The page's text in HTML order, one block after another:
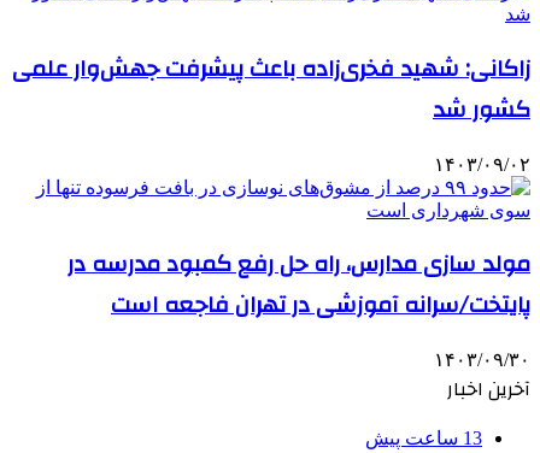
زاکانی: شهید فخری‌زاده باعث پیشرفت جهش‌وار علمی
کشور شد
۱۴۰۳/۰۹/۰۲
مولد سازی مدارس، راه حل رفع کمبود مدرسه در
پایتخت/سرانه آموزشی در تهران فاجعه است
۱۴۰۳/۰۹/۳۰
آخرین اخبار
13 ساعت پیش